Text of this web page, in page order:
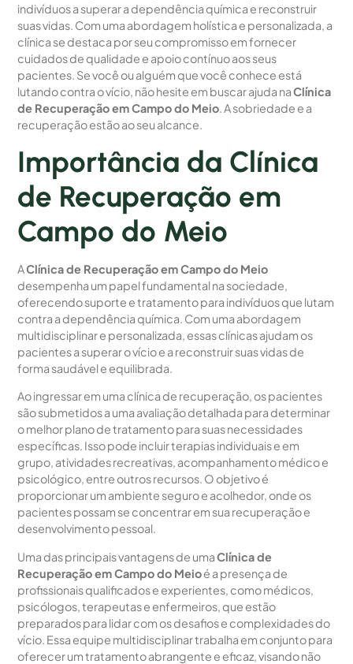
indivíduos a superar a dependência química e reconstruir
suas vidas. Com uma abordagem holística e personalizada, a
clínica se destaca por seu compromisso em fornecer
cuidados de qualidade e apoio contínuo aos seus
pacientes. Se você ou alguém que você conhece está
lutando contra o vício, não hesite em buscar ajuda naClínica
de Recuperação em Campo do Meio. A sobriedade e a
recuperação estão ao seu alcance.
Importância da Clínica
de Recuperação em
Campo do Meio
AClínica de Recuperação em Campo do Meio
desempenha um papel fundamental na sociedade,
oferecendo suporte e tratamento para indivíduos que lutam
contra a dependência química. Com uma abordagem
multidisciplinar e personalizada, essas clínicas ajudam os
pacientes a superar o vício e a reconstruir suas vidas de
forma saudável e equilibrada.
Ao ingressar em uma clínica de recuperação, os pacientes
são submetidos a uma avaliação detalhada para determinar
o melhor plano de tratamento para suas necessidades
específicas. Isso pode incluir terapias individuais e em
grupo, atividades recreativas, acompanhamento médico e
psicológico, entre outros recursos. O objetivo é
proporcionar um ambiente seguro e acolhedor, onde os
pacientes possam se concentrar em sua recuperação e
desenvolvimento pessoal.
Uma das principais vantagens de umaClínica de
Recuperação em Campo do Meioé a presença de
profissionais qualificados e experientes, como médicos,
psicólogos, terapeutas e enfermeiros, que estão
preparados para lidar com os desafios e complexidades do
vício. Essa equipe multidisciplinar trabalha em conjunto para
oferecer um tratamento abrangente e eficaz, visando não